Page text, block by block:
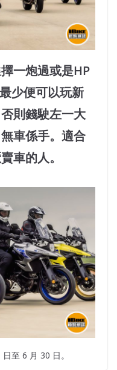
一炮過或是HP
少便可以玩新
則錢駛左一大
車係手。適合
車的人。
至 6 月 30 日。